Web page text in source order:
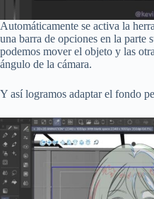
Automáticamente se activa la
una barra de opciones en la parte
podemos mover el objeto y las
ángulo de la cámara.
Y así logramos adaptar el fondo